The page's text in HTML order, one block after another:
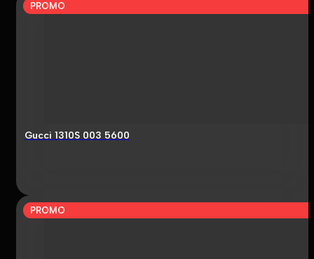
PROMO
Gucci 1310S 003 5600
PROMO